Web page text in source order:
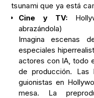
tsunami que ya está
Cine y TV:
abrazándola)
Imagina escenas
especiales
actores con IA, todo
de producción. Las
guionistas en
mesa. La